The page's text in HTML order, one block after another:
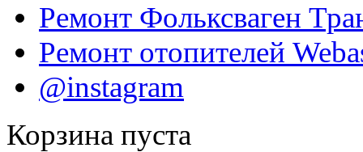
Ремонт Фольксваген
Ремонт отопителей
@instagram
Корзина пуста